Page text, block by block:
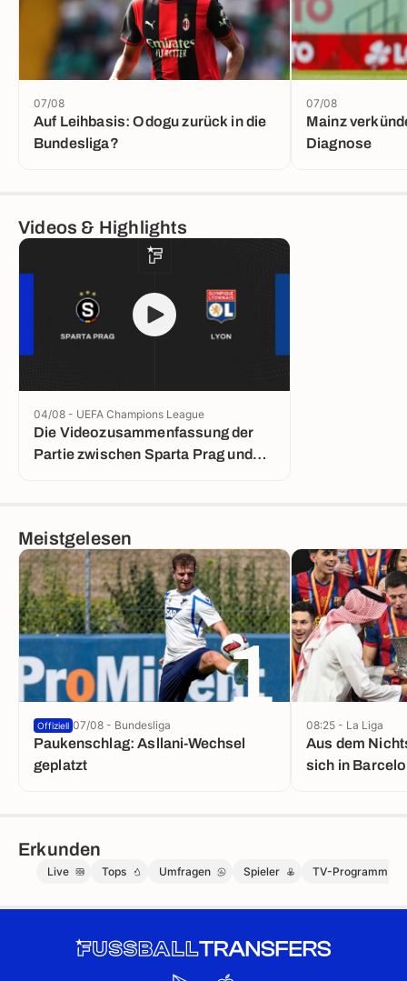
Auf Leihbasis: Odogu zurück in die
Bundesliga?
07/08
Mainz
Diagnose
07/08
Videos & Highlights
Die Videozusammenfassung der
Partie zwischen Sparta Prag und
04/08 - UEFA Champions League
Meistgelesen
1
Paukenschlag: Asllani-Wechsel
geplatzt
Offiziell 07/08 - Bundesliga
Aus dem
sich in
08:25 - La Liga
Erkunden
Live Tops Umfragen Spieler TV-Programm